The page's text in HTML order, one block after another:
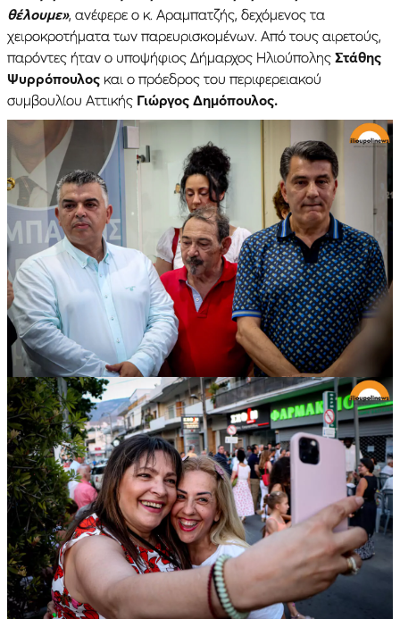
θέλουμε», ανέφερε ο κ. Αραμπατζής, δεχόμενος τα
χειροκροτήματα των παρευρισκομένων. Από τους αιρετούς,
παρόντες ήταν ο υποψήφιος Δήμαρχος Ηλιούπολης Στάθης
Ψυρρόπουλος και ο πρόεδρος του περιφερειακού
συμβουλίου Αττικής Γιώργος Δημόπουλος.